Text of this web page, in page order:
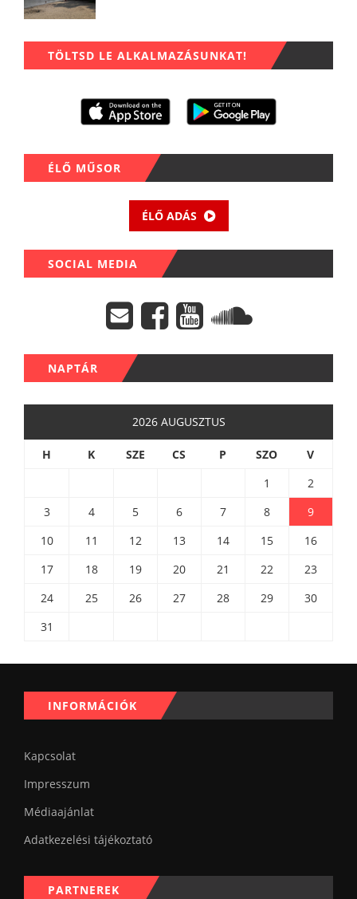
TÖLTSD LE ALKALMAZÁSUNKAT!
ÉLŐ MŰSOR
ÉLŐ ADÁS
SOCIAL MEDIA
NAPTÁR
2026 AUGUSZTUS
H K SZE CS P SZO
V
1
2
3
4 5 6 7 8
9
10
11 12 13 14 15
16
17
18 19 20 21 22
23
24
25 26 27 28 29
30
31
INFORMÁCIÓK
Kapcsolat
Impresszum
Médiaajánlat
Adatkezelési tájékoztató
PARTNEREK